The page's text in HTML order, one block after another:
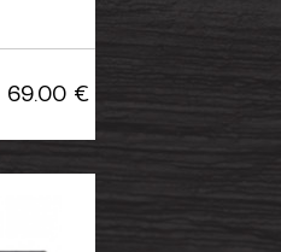
69.00 €